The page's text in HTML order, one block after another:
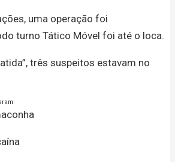
uma operação foi
turno Tático Móvel foi até o loca.
três suspeitos estavam no